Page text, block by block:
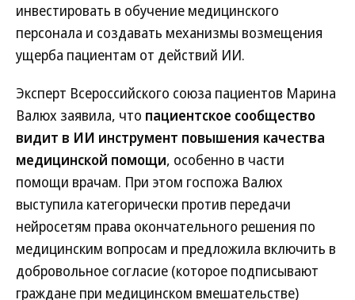
инвестировать в обучение медицинского
персонала и создавать механизмы возмещения
ущерба пациентам от действий ИИ.
Эксперт Всероссийского союза пациентов Марина
Валюх заявила, что пациентское сообщество
видит в ИИ инструмент повышения качества
медицинской помощи, особенно в части
помощи врачам. При этом госпожа Валюх
выступила категорически против передачи
нейросетям права окончательного решения по
медицинским вопросам и предложила включить в
добровольное согласие (которое подписывают
граждане при медицинском вмешательстве)